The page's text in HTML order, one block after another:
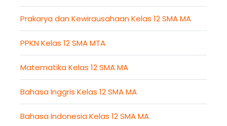
Prakarya dan Kewirausahaan Kelas 12 SMA MA
PPKN Kelas 12 SMA MTA
Matematika Kelas 12 SMA MA
Bahasa Inggris Kelas 12 SMA MA
Bahasa Indonesia Kelas 12 SMA MA